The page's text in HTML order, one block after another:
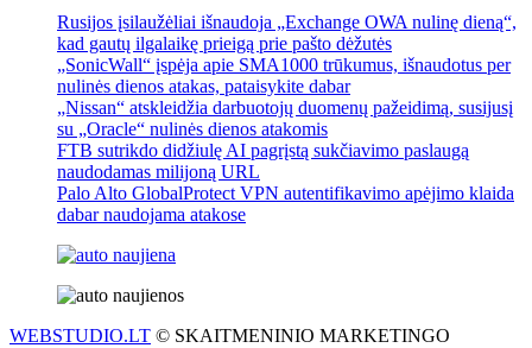
Rusijos įsilaužėliai išnaudoja „Exchange OWA nulinę dieną“,
kad gautų ilgalaikę prieigą prie pašto dėžutės
„SonicWall“ įspėja apie SMA1000 trūkumus, išnaudotus per
nulinės dienos atakas, pataisykite dabar
„Nissan“ atskleidžia darbuotojų duomenų pažeidimą, susijusį
su „Oracle“ nulinės dienos atakomis
FTB sutrikdo didžiulę AI pagrįstą sukčiavimo paslaugą
naudodamas milijoną URL
Palo Alto GlobalProtect VPN autentifikavimo apėjimo klaida
dabar naudojama atakose
WEBSTUDIO.LT © SKAITMENINIO MARKETINGO